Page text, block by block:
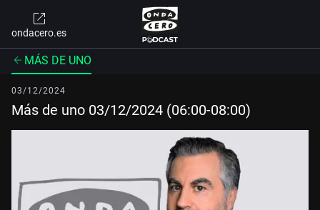
ondacero.es
MÁS DE UNO
03/12/2024
Más de uno 03/12/2024 (06:00-08:00)